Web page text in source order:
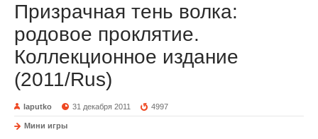
Призрачная тень волка:
родовое проклятие.
Коллекционное издание
(2011/Rus)
laputko 31 декабря 2011 4997
Мини игры